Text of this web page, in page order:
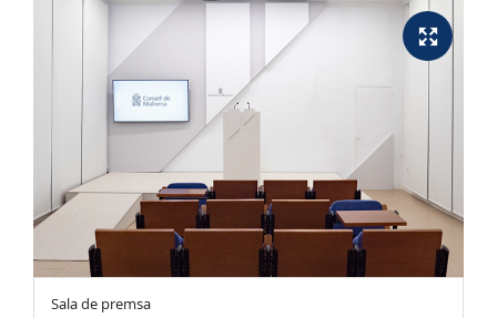
Sala de premsa